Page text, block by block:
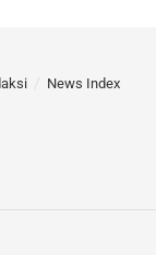
News Index